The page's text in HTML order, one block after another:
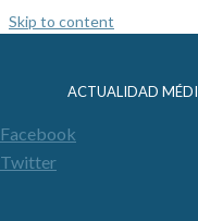
Skip to content
ACTUALIDAD
Facebook
Twitter